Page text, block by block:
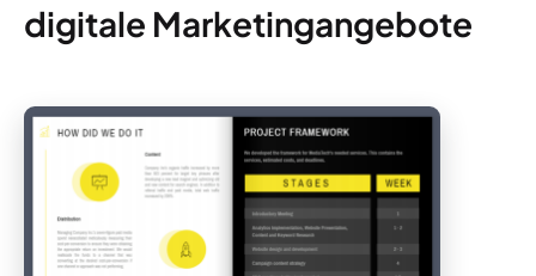
digitale Marketingangebote